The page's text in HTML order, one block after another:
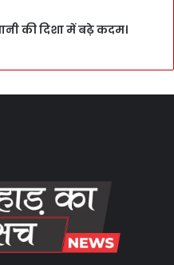
की दिशा में बढ़े कदम।